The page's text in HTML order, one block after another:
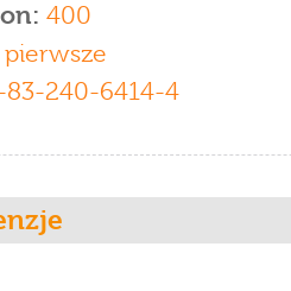
400
pierwsze
83-240-6414-4